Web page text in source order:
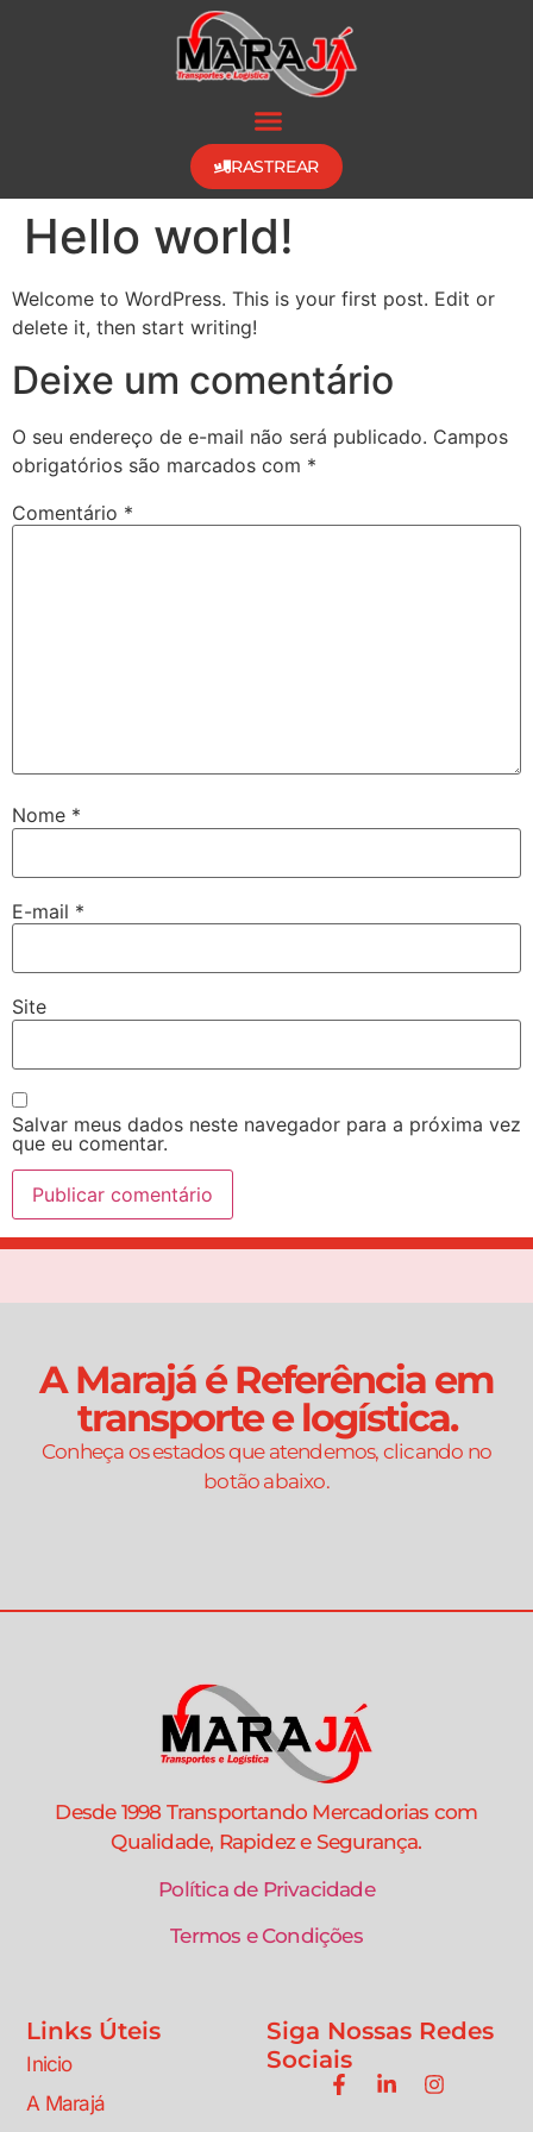
RASTREAR
Hello world!
Welcome to WordPress. This is your first post. Edit or
delete it, then start writing!
Deixe um comentário
O seu endereço de e-mail não será publicado. Campos
obrigatórios são marcados com *
Comentário *
Nome *
E-mail *
Site
Salvar meus dados neste navegador para a próxima vez
que eu comentar.
A Marajá é Referência em
transporte e logística.
Conheça os estados que atendemos, clicando no
botão abaixo.
Desde 1998 Transportando Mercadorias com
Qualidade, Rapidez e Segurança.
Política de Privacidade
Termos e Condições
Links Úteis
Inicio
A Marajá
Siga Nossas Redes
Sociais